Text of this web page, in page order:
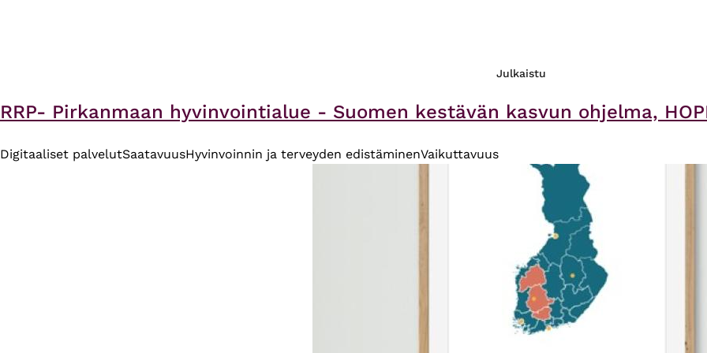
Julkaistu
RRP- Pirkanmaan hyvinvointialue - Suomen kestävän kasvun ohjelma,
Digitaaliset palvelutSaatavuusHyvinvoinnin ja terveyden edistäminenVaikuttavuus